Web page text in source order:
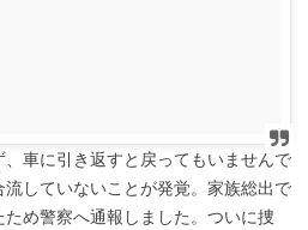
車に引き返すと戻ってもいませんで
していないことが発覚。家族総出で
め警察へ通報しました。ついに捜